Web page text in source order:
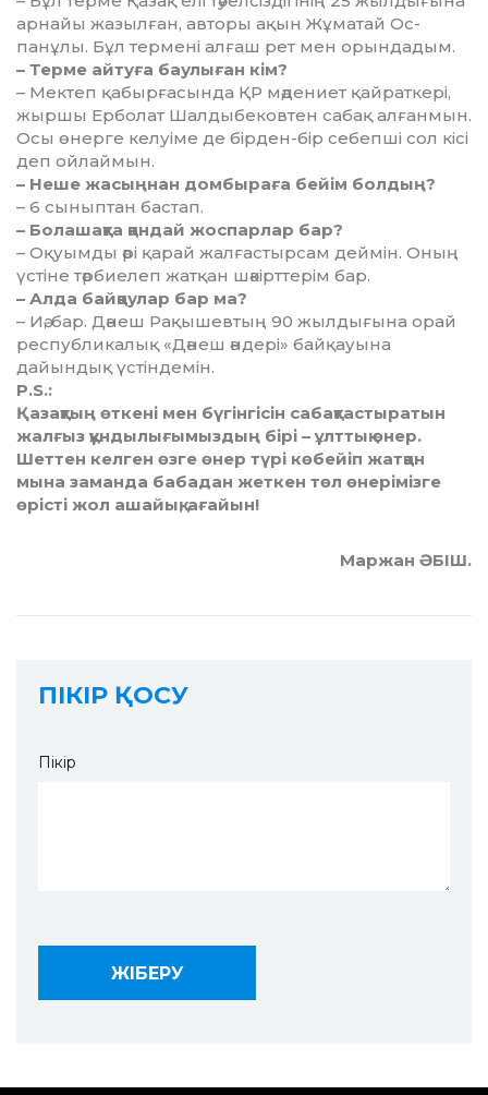
арнайы жа­зылған, авторы ақын Жұматай Ос­
панұлы. Бұл термені алғаш рет мен орындадым.
– Терме айтуға баулыған кім?
– Мектеп қабырғасында ҚР мә­дениет қайраткері,
жыршы Ер­­болат Шалдыбековтен сабақ ал­­ғанмын.
Осы өнерге келуіме де бір­ден-бір себепші сол кісі
деп ой­лаймын.
– Неше жасыңнан домбыраға бейім болдың?
– 6 сыныптан бастап.
– Болашақта қандай жоспарлар бар?
– Оқуымды әрі қарай жал­ғас­тыр­сам деймін. Оның
үстіне тәр­бие­леп жатқан шәкірттерім бар.
– Алда байқаулар бар ма?
– Иә, бар. Дәнеш Рақышевтың 90 жылдығына орай
респуб­ли­ка­лық «Дәнеш әндері» байқауына
дайындық үстіндемін.
P.S.:
Қазақтың өткені мен бүгінгісін сабақтастыратын
жалғыз құндылығымыздың бірі – ұлттық өнер.
Шеттен келген өзге өнер түрі көбейіп жатқан
мына заманда бабадан жеткен төл өнерімізге
өрісті жол ашайық, ағайын!
Маржан ӘБІШ.
ПІКІР ҚОСУ
Пікір